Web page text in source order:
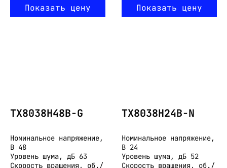
Показать цену Показать цену
TX8038H48B-G
Номинальное напряжение,
В 48
Уровень шума, дБ 63
Скорость вращения, об./
TX8038H24B-N
Номинальное напряжение,
В 24
Уровень шума, дБ 52
Скорость вращения, об./